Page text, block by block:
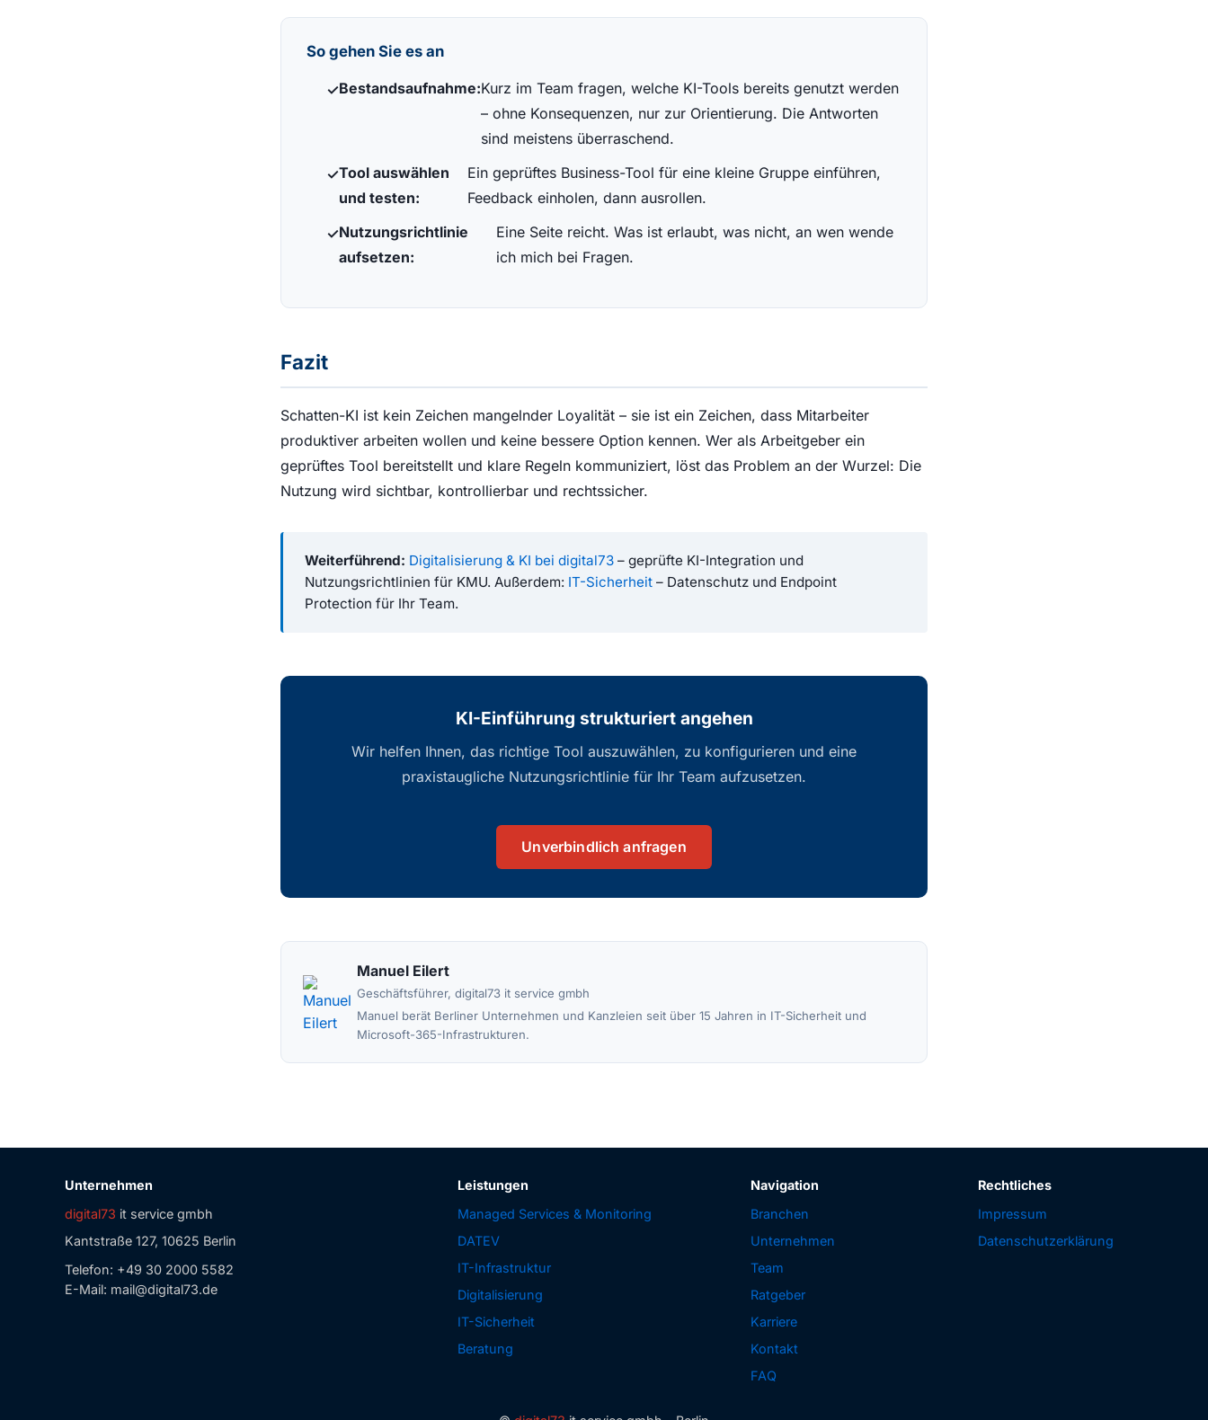
So gehen Sie es an
Bestandsaufnahme:Kurz im Team fragen, welche KI-Tools bereits genutzt werden
– ohne Konsequenzen, nur zur Orientierung. Die Antworten
sind meistens überraschend.
Tool auswählen
und testen:
Ein geprüftes Business-Tool für eine kleine Gruppe einführen,
Feedback einholen, dann ausrollen.
Nutzungsrichtlinie
aufsetzen:
Eine Seite reicht. Was ist erlaubt, was nicht, an wen wende
ich mich bei Fragen.
Fazit
Schatten-KI ist kein Zeichen mangelnder Loyalität – sie ist ein Zeichen, dass Mitarbeiter
produktiver arbeiten wollen und keine bessere Option kennen. Wer als Arbeitgeber ein
geprüftes Tool bereitstellt und klare Regeln kommuniziert, löst das Problem an der Wurzel: Die
Nutzung wird sichtbar, kontrollierbar und rechtssicher.
Weiterführend: Digitalisierung & KI bei digital73 – geprüfte KI-Integration und
Nutzungsrichtlinien für KMU. Außerdem: IT-Sicherheit – Datenschutz und Endpoint
Protection für Ihr Team.
KI-Einführung strukturiert angehen
Wir helfen Ihnen, das richtige Tool auszuwählen, zu konfigurieren und eine
praxistaugliche Nutzungsrichtlinie für Ihr Team aufzusetzen.
Unverbindlich anfragen
Manuel Eilert
Geschäftsführer, digital73 it service gmbh
Manuel berät Berliner Unternehmen und Kanzleien seit über 15 Jahren in IT-Sicherheit und
Microsoft-365-Infrastrukturen.
Unternehmen
digital73 it service gmbh
Kantstraße 127, 10625 Berlin
Telefon: +49 30 2000 5582
E-Mail: mail@digital73.de
Leistungen
Managed Services & Monitoring
DATEV
IT-Infrastruktur
Digitalisierung
IT-Sicherheit
Beratung
Navigation
Branchen
Unternehmen
Team
Ratgeber
Karriere
Kontakt
FAQ
Rechtliches
Impressum
Datenschutzerklärung